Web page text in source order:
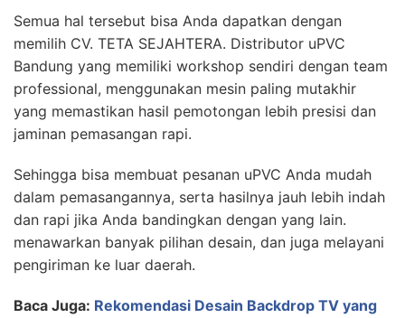
Semua hal tersebut bisa Anda dapatkan dengan
memilih CV. TETA SEJAHTERA. Distributor uPVC
Bandung yang memiliki workshop sendiri dengan team
professional, menggunakan mesin paling mutakhir
yang memastikan hasil pemotongan lebih presisi dan
jaminan pemasangan rapi.
Sehingga bisa membuat pesanan uPVC Anda mudah
dalam pemasangannya, serta hasilnya jauh lebih indah
dan rapi jika Anda bandingkan dengan yang lain.
menawarkan banyak pilihan desain, dan juga melayani
pengiriman ke luar daerah.
Baca Juga: Rekomendasi Desain Backdrop TV yang